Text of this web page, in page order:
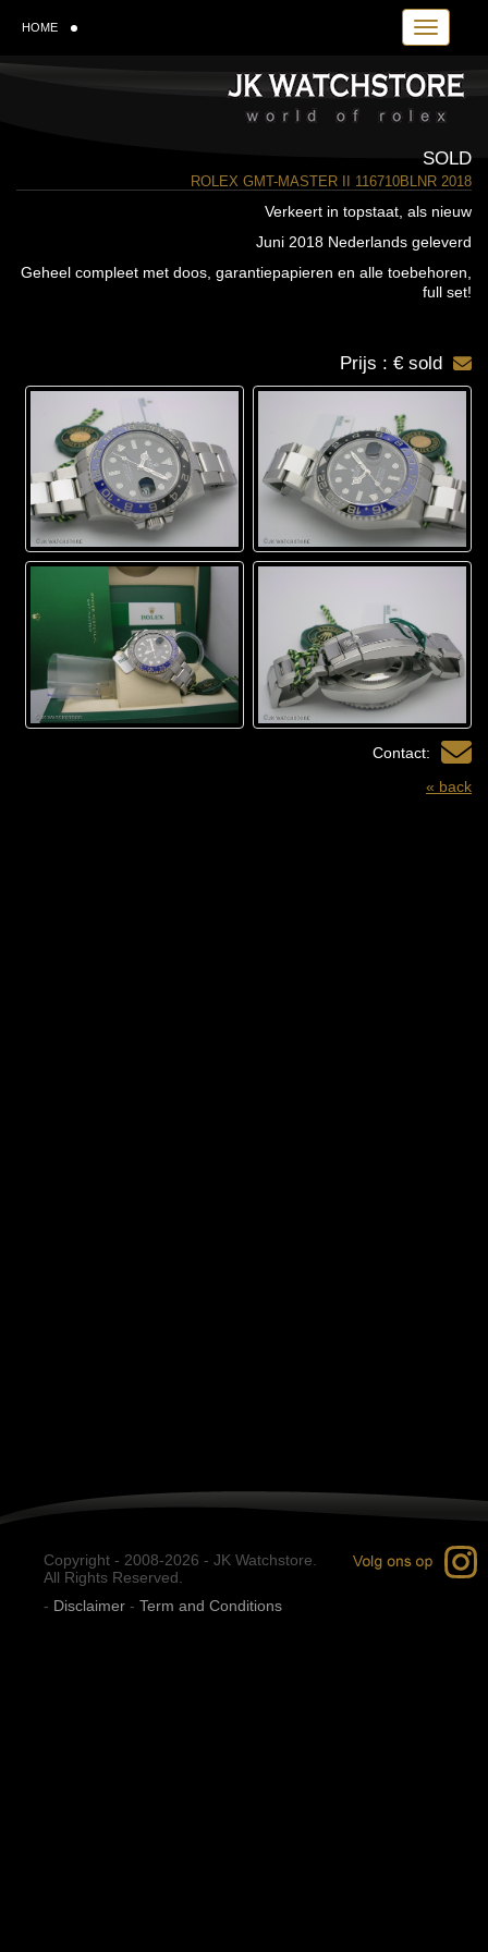
Toggle
HOME
SOLD
ROLEX GMT-MASTER II 116710BLNR 2018
Verkeert in topstaat, als nieuw
Juni 2018 Nederlands geleverd
Geheel compleet met doos, garantiepapieren en alle toebehoren,
full set!
Prijs : € sold
Contact:
« back
Copyright - 2008-2026 - JK Watchstore.
All Rights Reserved.
- Disclaimer - Term and Conditions